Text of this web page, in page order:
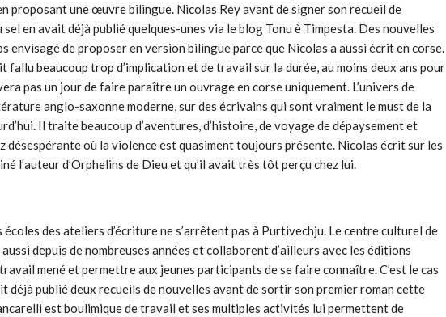
proposant une œuvre bilingue. Nicolas Rey avant de signer son recueil de
en avait déjà publié quelques-unes via le blog Tonu è Timpesta. Des nouvelles
envisagé de proposer en version bilingue parce que Nicolas a aussi écrit en corse.
fallu beaucoup trop d’implication et de travail sur la durée, au moins deux ans pour
pas un jour de faire paraître un ouvrage en corse uniquement. L’univers de
anglo-saxonne moderne, sur des écrivains qui sont vraiment le must de la
Il traite beaucoup d’aventures, d’histoire, de voyage de dépaysement et
désespérante où la violence est quasiment toujours présente. Nicolas écrit sur les
l’auteur d’Orphelins de Dieu et qu’il avait très tôt perçu chez lui.
des ateliers d’écriture ne s’arrêtent pas à Purtivechju. Le centre culturel de
depuis de nombreuses années et collaborent d’ailleurs avec les éditions
mené et permettre aux jeunes participants de se faire connaître. C’est le cas
déjà publié deux recueils de nouvelles avant de sortir son premier roman cette
est boulimique de travail et ses multiples activités lui permettent de